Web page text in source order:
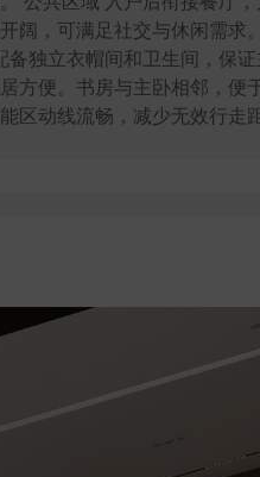
阔，可满足社交与休闲需
备独立衣帽间和卫生间，保
方便。书房与主卧相邻，
区动线流畅，减少无效行走